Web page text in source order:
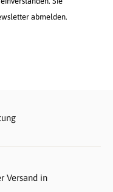
abmelden.
Versand in